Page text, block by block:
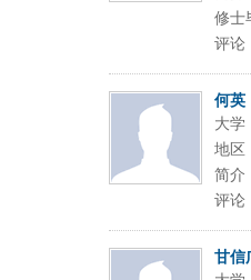
修士
评论
何英
大学
地区
简介
评论
甘信